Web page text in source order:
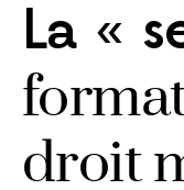
La «
droit